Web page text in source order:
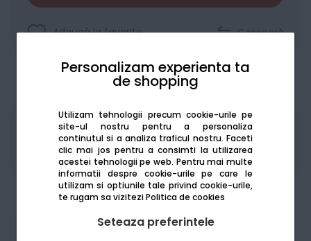
Personalizam experienta ta
de shopping
Utilizam tehnologii precum cookie-urile pe
site-ul nostru pentru a personaliza
continutul si a analiza traficul nostru. Faceti
clic mai jos pentru a consimti la utilizarea
acestei tehnologii pe web. Pentru mai multe
informatii despre cookie-urile pe care le
utilizam si optiunile tale privind cookie-urile,
te rugam sa viziteziPolitica de cookies
Seteaza preferintele
Adaugă la favorite Compară
Produsele sunt disponibile pe platforma de
achizitii publiceSEAP/SICAP
Am nevoie de ajutor